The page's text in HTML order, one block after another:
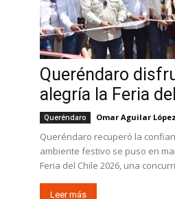
Queréndaro
alegría la Feria
Queréndaro Omar Aguilar López
Queréndaro recuperó la
ambiente festivo se puso en
Feria del Chile 2026, una
Leer más